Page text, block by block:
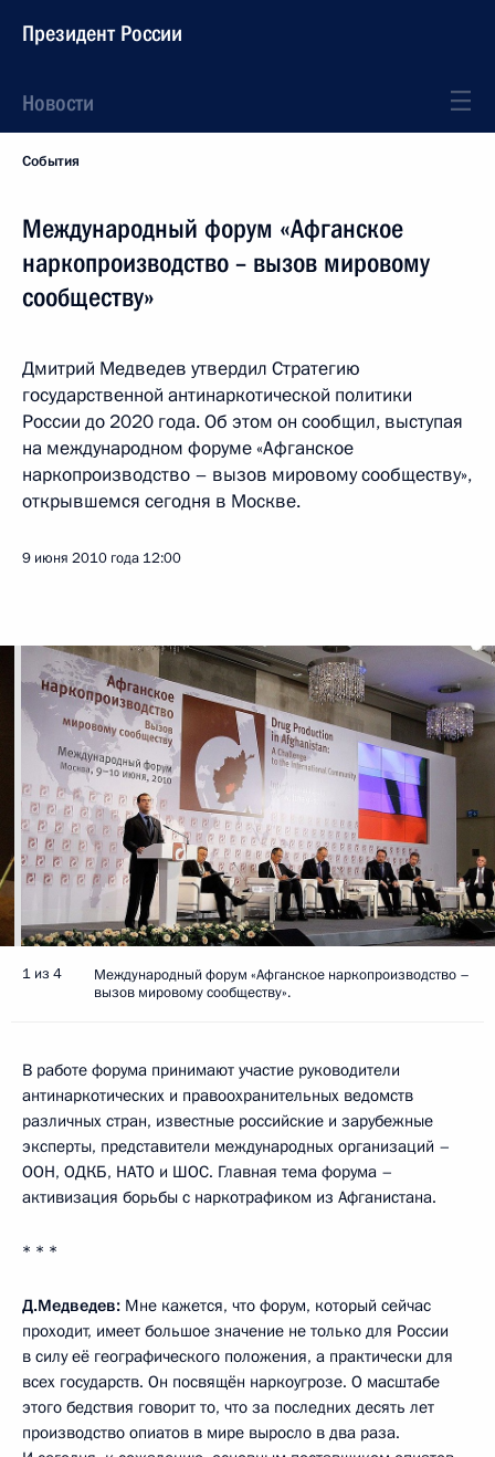
Президент России
Новости
События
Международный форум «Афганское
наркопроизводство – вызов мировому
сообществу»
Дмитрий Медведев утвердил Стратегию
государственной антинаркотической политики
России до 2020 года. Об этом он сообщил, выступая
на международном форуме «Афганское
наркопроизводство – вызов мировому сообществу»,
открывшемся сегодня в Москве.
9 июня 2010 года 12:00
1 из 4
Международный форум «Афганское наркопроизводство –
вызов мировому сообществу».
В работе форума принимают участие руководители
антинаркотических и правоохранительных ведомств
различных стран, известные российские и зарубежные
эксперты, представители международных организаций –
ООН, ОДКБ, НАТО и ШОС. Главная тема форума –
активизация борьбы с наркотрафиком из Афганистана.
* * *
Д.Медведев: Мне кажется, что форум, который сейчас
проходит, имеет большое значение не только для России
в силу её географического положения, а практически для
всех государств. Он посвящён наркоугрозе. О масштабе
этого бедствия говорит то, что за последних десять лет
производство опиатов в мире выросло в два раза.